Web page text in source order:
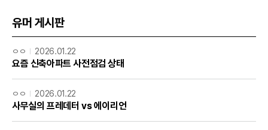
유머 게시판
ㅇㅇ 2026.01.22
요즘 신축아파트 사전점검 상태
ㅇㅇ 2026.01.22
사무실의 프레데터 vs 에이리언